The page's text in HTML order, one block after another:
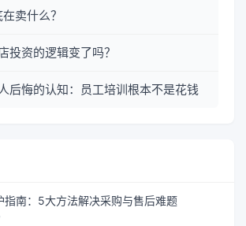
卖什么？
投资的逻辑变了吗？
后悔的认知：员工培训根本不是花钱
指南：5大方法解决采购与售后难题